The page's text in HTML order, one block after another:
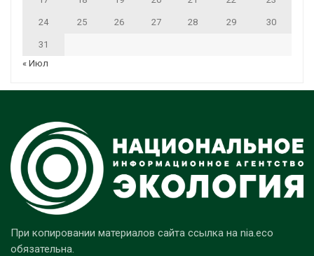
24 25 26 27 28 29 30
31
« Июл
При копировании материалов сайта ссылка на nia.eco
обязательна.